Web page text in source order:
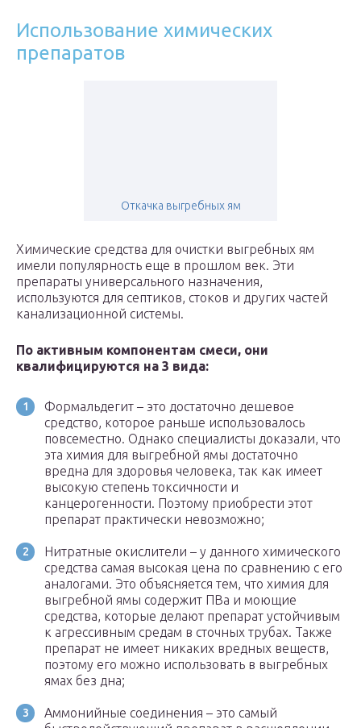
Использование химических
препаратов
Откачка выгребных ям
Химические средства для очистки выгребных ям
имели популярность еще в прошлом век. Эти
препараты универсального назначения,
используются для септиков, стоков и других частей
канализационной системы.
По активным компонентам смеси, они
квалифицируются на 3 вида:
Формальдегит – это достаточно дешевое
средство, которое раньше использовалось
повсеместно. Однако специалисты доказали, что
эта химия для выгребной ямы достаточно
вредна для здоровья человека, так как имеет
высокую степень токсичности и
канцерогенности. Поэтому приобрести этот
препарат практически невозможно;
Нитратные окислители – у данного химического
средства самая высокая цена по сравнению с его
аналогами. Это объясняется тем, что химия для
выгребной ямы содержит ПВа и моющие
средства, которые делают препарат устойчивым
к агрессивным средам в сточных трубах. Также
препарат не имеет никаких вредных веществ,
поэтому его можно использовать в выгребных
ямах без дна;
Аммонийные соединения – это самый